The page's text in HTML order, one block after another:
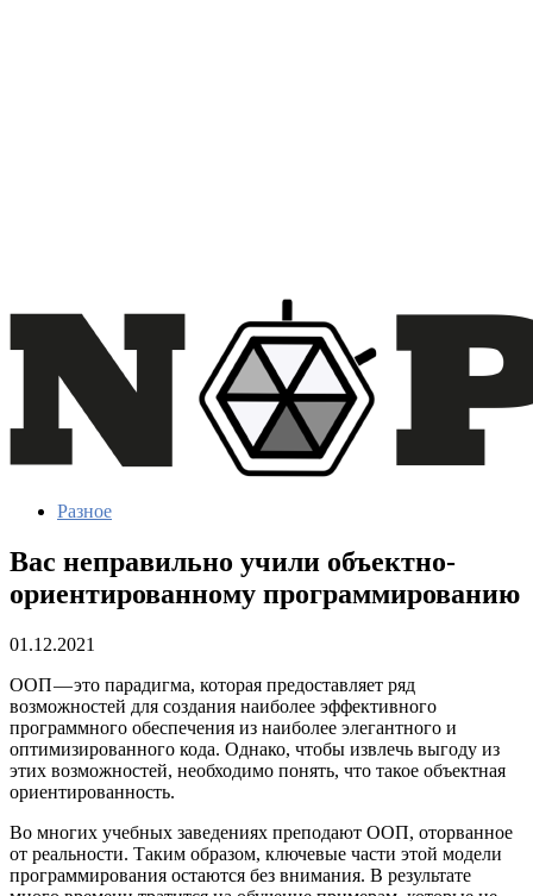
Разное
Вас неправильно учили объектно-
ориентированному программированию
01.12.2021
ООП — это парадигма, которая предоставляет ряд
возможностей для создания наиболее эффективного
программного обеспечения из наиболее элегантного и
оптимизированного кода. Однако, чтобы извлечь выгоду из
этих возможностей, необходимо понять, что такое объектная
ориентированность.
Во многих учебных заведениях преподают ООП, оторванное
от реальности. Таким образом, ключевые части этой модели
программирования остаются без внимания. В результате